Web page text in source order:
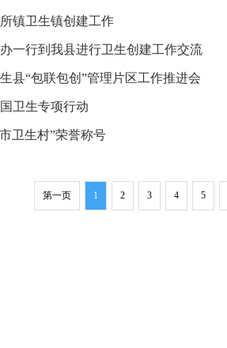
镇卫生镇创建工作
一行到我县进行卫生创建工作交流
县“包联包创”管理片区工作推进会
卫生专项行动
卫生村”荣誉称号
第一页 1 2 3 4 5